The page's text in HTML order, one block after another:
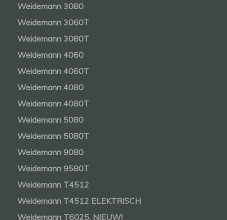
Weidemann 3080
Weidemann 3060T
Weidemann 3080T
Weidemann 4060
Weidemann 4060T
Weidemann 4080
Weidemann 4080T
Weidemann 5080
Weidemann 5080T
Weidemann 9080
Weidemann 9580T
Weidemann T4512
Weidemann T4512 ELEKTRISCH
Weidemann T6025. NIEUW!